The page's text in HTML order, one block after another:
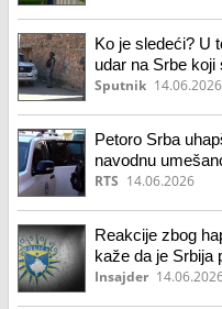
Ko je sledeći? U
udar na Srbe
Sputnik 14.06.2026
Petoro Srba
navodnu
RTS 14.06.2026
Reakcije zbog
kaže da je Srbija
Kurti želi da se
Insajder